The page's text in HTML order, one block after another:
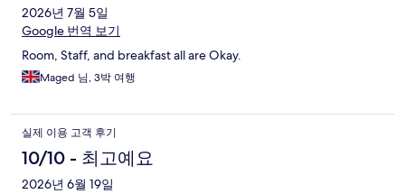
2026년 7월 5일
Google 번역 보기
Room, Staff, and breakfast all are Okay.
Maged 님, 3박 여행
실제 이용 고객 후기
10/10 - 최고예요
2026년 6월 19일